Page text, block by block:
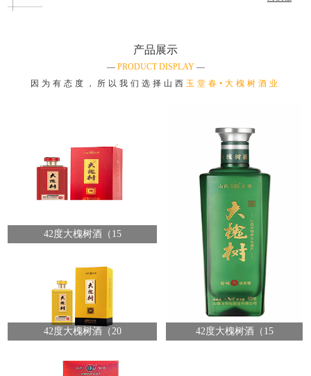
产品展示
— PRODUCT DISPLAY—
因为有态度，所以我们选择山西 玉堂春 •大槐树酒业
42度大槐树酒（15
42度大槐树酒（20 42度大槐树酒（15